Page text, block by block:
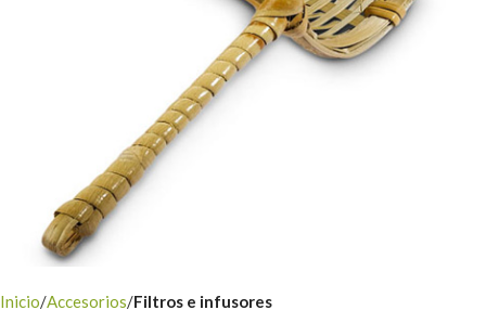
Inicio Accesorios Filtros e infusores